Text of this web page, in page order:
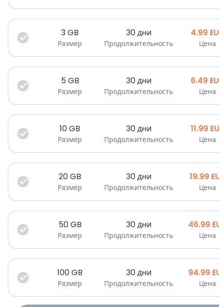
3GB
Размер
30 дни
Продолжительность
4.99
Цена
5 GB
Размер
30 дни
Продолжительность
6.49
Цена
10GB
Размер
30 дни
Продолжительность
11.99
Цена
20GB
Размер
30 дни
Продолжительность
19.99
Цена
50GB
Размер
30 дни
Продолжительность
46.99
Цена
100GB
Размер
30 дни
Продолжительность
94.99
Цена